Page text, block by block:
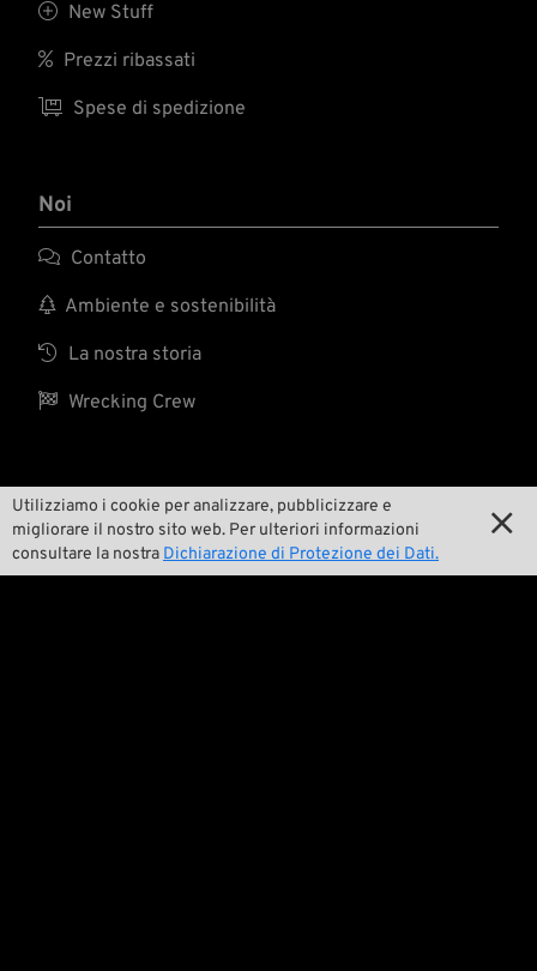
Utilizziamo i cookie per analizzare, pubblicizzare e
migliorare il nostro sito web. Per ulteriori informazioni
consultare la nostra Dichiarazione di Protezione dei Dati.

 New Stuff
 Prezzi ribassati
 Spese di spedizione
Noi
 Contatto
 Ambiente e sostenibilità
 La nostra storia
 Wrecking Crew
Pan-O-Rama
 Product Specials